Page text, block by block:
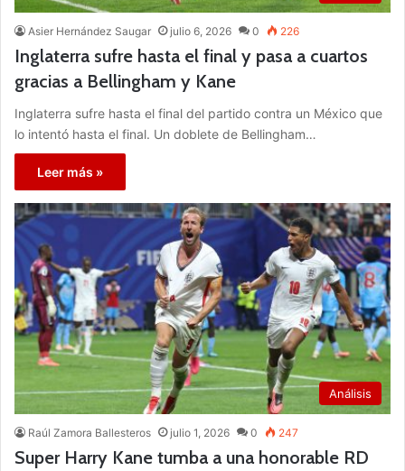
Asier Hernández Saugar julio 6, 2026 0 226
Inglaterra sufre hasta el final y pasa a cuartos
gracias a Bellingham y Kane
Inglaterra sufre hasta el final del partido contra un México que
lo intentó hasta el final. Un doblete de Bellingham…
Leer más »
Análisis
Raúl Zamora Ballesteros julio 1, 2026 0 247
Super Harry Kane tumba a una honorable RD